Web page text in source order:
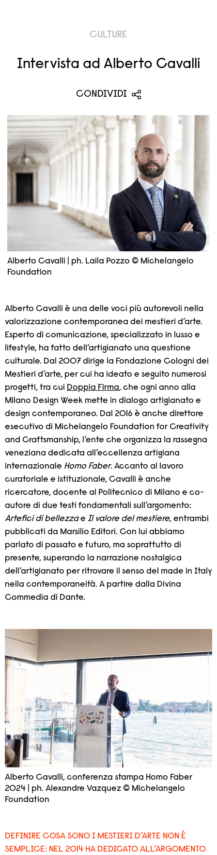
CULTURE
Intervista ad Alberto Cavalli
CONDIVIDI
Alberto Cavalli | ph. Laila Pozzo © Michelangelo
Foundation
Alberto Cavalli è una delle voci più autorevoli nella
valorizzazione contemporanea dei mestieri d’arte.
Esperto di comunicazione, specializzato in lusso e
lifestyle, ha fatto dell’artigianato una questione
culturale. Dal 2007 dirige la Fondazione Cologni dei
Mestieri d’arte, per cui ha ideato e seguito numerosi
progetti, tra cui Doppia Firma, che ogni anno alla
Milano Design Week mette in dialogo artigianato e
design contemporaneo. Dal 2016 è anche direttore
esecutivo di Michelangelo Foundation for Creativity
and Craftsmanship, l’ente che organizza la rassegna
veneziana dedicata all’eccellenza artigiana
internazionale Homo Faber. Accanto al lavoro
curatoriale e istituzionale, Cavalli è anche
ricercatore, docente al Politecnico di Milano e co-
autore di due testi fondamentali sull’argomento:
Artefici di bellezzae Il valore del mestiere, entrambi
pubblicati da Marsilio Editori. Con lui abbiamo
parlato di passato e futuro, ma soprattutto di
presente, superando la narrazione nostalgica
dell’artigianato per ritrovare il senso del made in Italy
nella contemporaneità. A partire dalla Divina
Commedia di Dante.
Alberto Cavalli, conferenza stampa Homo Faber
2024 | ph. Alexandre Vazquez © Michelangelo
Foundation
DEFINIRE COSA SONO I MESTIERI D’ARTE NON È
SEMPLICE: NEL 2014 HA DEDICATO ALL’ARGOMENTO